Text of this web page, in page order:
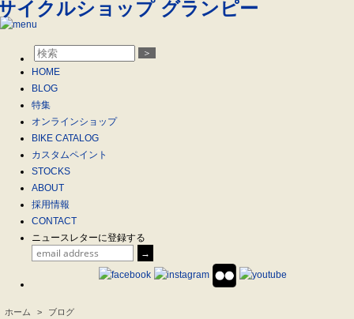
＞
HOME
BLOG
特集
オンラインショップ
BIKE CATALOG
カスタムペイント
STOCKS
ABOUT
採用情報
CONTACT
ニュースレターに登録する
ホーム > ブログ